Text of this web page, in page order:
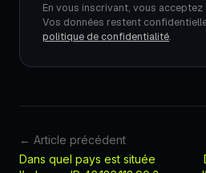
En vous inscrivant, vous
Vos données restent
politique de confidentialité.
← Article précédent
Dans quel pays est située